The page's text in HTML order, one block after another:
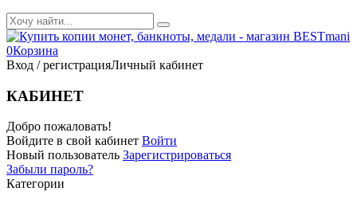
0Корзина
Вход / регистрацияЛичный кабинет
КАБИНЕТ
Добро пожаловать!
Войдите в свой кабинет Войти
Новый пользователь Зарегистрироваться
Забыли пароль?
Категории